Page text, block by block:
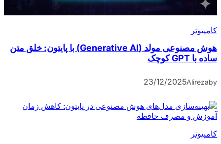
کامپیوتر
هوش مصنوعی مولد (Generative AI) با پایتون: خلق متن
ساده با GPT کوچک
by
Alireza
23/12/2025
کامپیوتر